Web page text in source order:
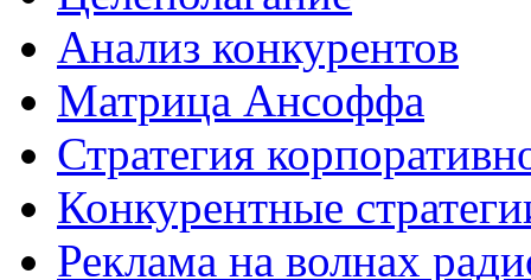
Анализ конкурентов
Матрица Ансоффа
Стратегия
Конкурентные
Реклама на волнах